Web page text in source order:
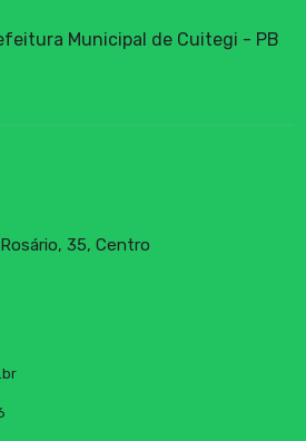
Municipal de Cuitegi - PB
35, Centro